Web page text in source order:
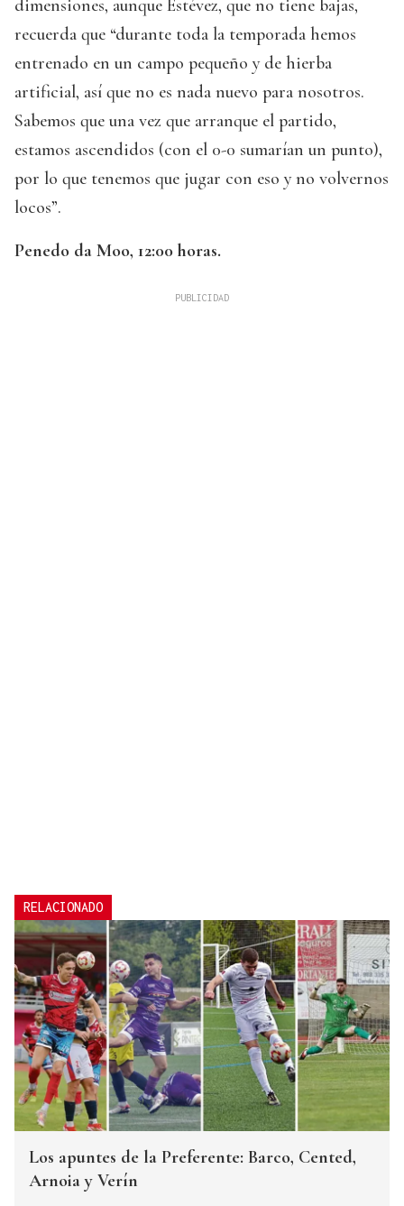
dimensiones, aunque Estévez, que no tiene bajas,
recuerda que “durante toda la temporada hemos
entrenado en un campo pequeño y de hierba
artificial, así que no es nada nuevo para nosotros.
Sabemos que una vez que arranque el partido,
estamos ascendidos (con el 0-0 sumarían un punto),
por lo que tenemos que jugar con eso y no volvernos
locos”.
Penedo da Moo, 12:00 horas.
RELACIONADO
Los apuntes de la Preferente: Barco, Cented,
Arnoia y Verín